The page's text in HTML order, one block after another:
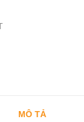
MÔ TẢ